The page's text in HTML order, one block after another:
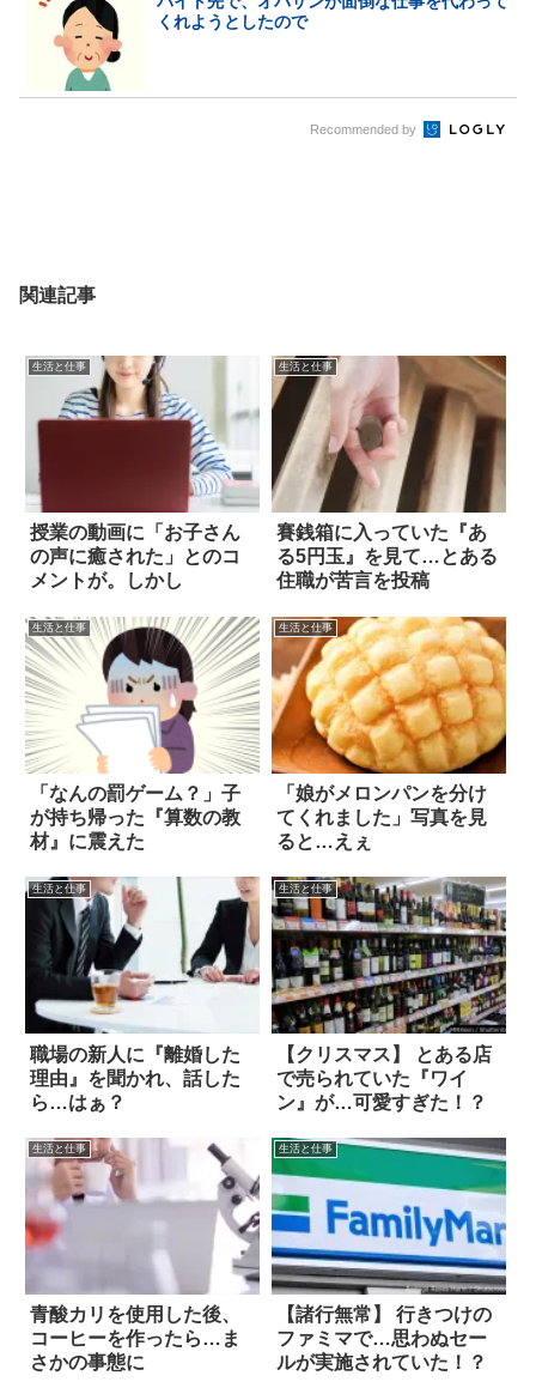
くれようとしたので
Recommended by
関連記事
生活と仕事
授業の動画に「お子さん
の声に癒された」とのコ
メントが。しかし
生活と仕事
賽銭箱に入っていた『あ
る5円玉』を見て…とある
住職が苦言を投稿
生活と仕事
「なんの罰ゲーム？」子
が持ち帰った『算数の教
材』に震えた
生活と仕事
「娘がメロンパンを分け
てくれました」写真を見
ると…えぇ
生活と仕事
職場の新人に『離婚した
理由』を聞かれ、話した
ら…はぁ？
生活と仕事
【クリスマス】 とある店
で売られていた『ワイ
ン』が…可愛すぎた！？
生活と仕事
青酸カリを使用した後、
コーヒーを作ったら…ま
さかの事態に
生活と仕事
【諸行無常】 行きつけの
ファミマで…思わぬセー
ルが実施されていた！？